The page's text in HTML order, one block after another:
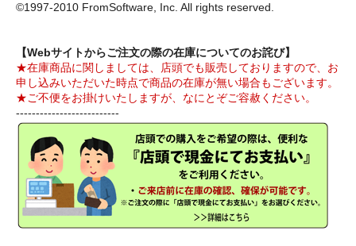
©1997-2010 FromSoftware, Inc. All rights reserved.
【Webサイトからご注文の際の在庫についてのお詫び】
★在庫商品に関しましては、店頭でも販売しておりますので、お
申し込みいただいた時点で商品の在庫が無い場合もございます。
★ご不便をお掛けいたしますが、なにとぞご容赦ください。
--------------------------